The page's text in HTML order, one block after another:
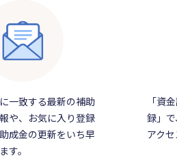
一致する最新の補助
や、お気に入り登録
成金の更新をいち早
す。
「資
録」
アク